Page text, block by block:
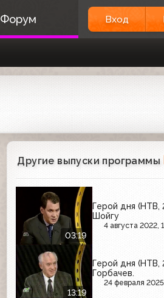
Форум Вход
Другие выпуски программы
03:19
Герой дня (НТВ,
Шойгу
4 августа 2022,
13:19
Герой дня (НТВ,
Горбачев.
24 февраля